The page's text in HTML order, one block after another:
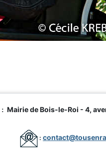
: Mairie de Bois-le-Roi - 4,
: